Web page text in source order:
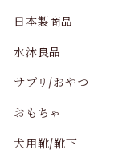
日本製商品
水沐良品
サプリ/おやつ
おもちゃ
犬用靴/靴下